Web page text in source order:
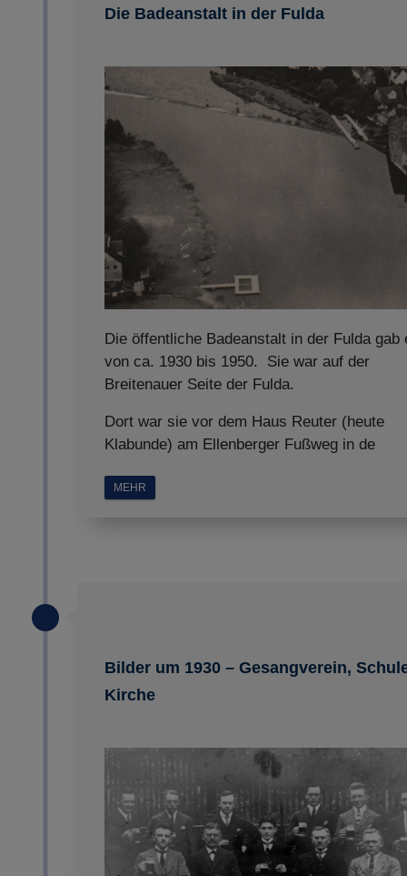
Die Badeanstalt in der Fulda
Die öffentliche Badeanstalt in der Fulda gab
von ca. 1930 bis 1950. Sie war auf der
Breitenauer Seite der Fulda.
Dort war sie vor dem Haus Reuter (heute
Klabunde) am Ellenberger Fußweg in de
MEHR
Bilder um 1930 – Gesangverein,
Kirche